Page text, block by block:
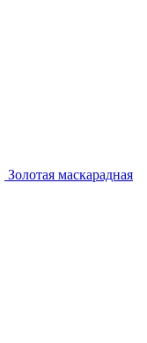
Золотая маскарадная